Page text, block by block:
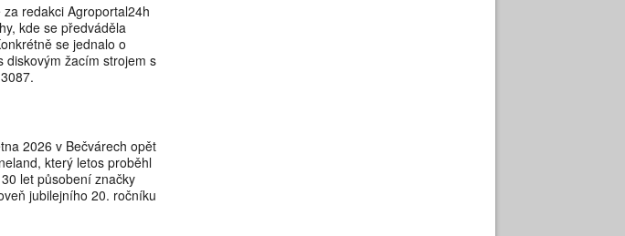
redakci Agroportal24h
kde se předváděla
se jednalo o
diskovým žacím strojem s
2026 v Bečvárech opět
který letos proběhl
let působení značky
jubilejního 20. ročníku